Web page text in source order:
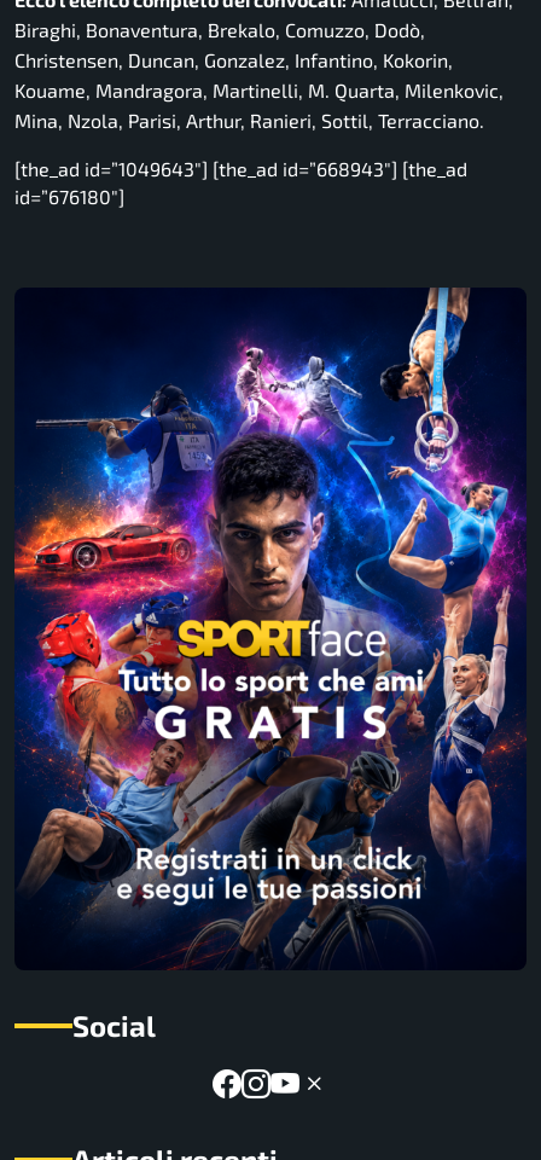
Biraghi, Bonaventura, Brekalo, Comuzzo, Dodò,
Christensen, Duncan, Gonzalez, Infantino, Kokorin,
Kouame, Mandragora, Martinelli, M. Quarta, Milenkovic,
Mina, Nzola, Parisi, Arthur, Ranieri, Sottil, Terracciano.
[the_ad id=”1049643″] [the_ad id=”668943″] [the_ad
id=”676180″]
Social